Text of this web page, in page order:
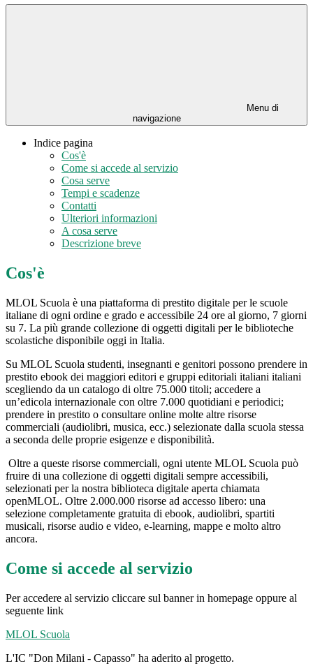
Menu di
navigazione
Indice pagina
Cos'è
Come si accede al servizio
Cosa serve
Tempi e scadenze
Contatti
Ulteriori informazioni
A cosa serve
Descrizione breve
Cos'è
MLOL Scuola è una piattaforma di prestito digitale per le scuole
italiane di ogni ordine e grado e accessibile 24 ore al giorno, 7 giorni
su 7. La più grande collezione di oggetti digitali per le biblioteche
scolastiche disponibile oggi in Italia.
Su MLOL Scuola studenti, insegnanti e genitori possono prendere in
prestito ebook dei maggiori editori e gruppi editoriali italiani italiani
scegliendo da un catalogo di oltre 75.000 titoli; accedere a
un’edicola internazionale con oltre 7.000 quotidiani e periodici;
prendere in prestito o consultare online molte altre risorse
commerciali (audiolibri, musica, ecc.) selezionate dalla scuola stessa
a seconda delle proprie esigenze e disponibilità.
Oltre a queste risorse commerciali, ogni utente MLOL Scuola può
fruire di una collezione di oggetti digitali sempre accessibili,
selezionati per la nostra biblioteca digitale aperta chiamata
openMLOL. Oltre 2.000.000 risorse ad accesso libero: una
selezione completamente gratuita di ebook, audiolibri, spartiti
musicali, risorse audio e video, e-learning, mappe e molto altro
ancora.
Come si accede al servizio
Per accedere al servizio cliccare sul banner in homepage oppure al
seguente link
MLOL Scuola
L'IC "Don Milani - Capasso" ha aderito al progetto.